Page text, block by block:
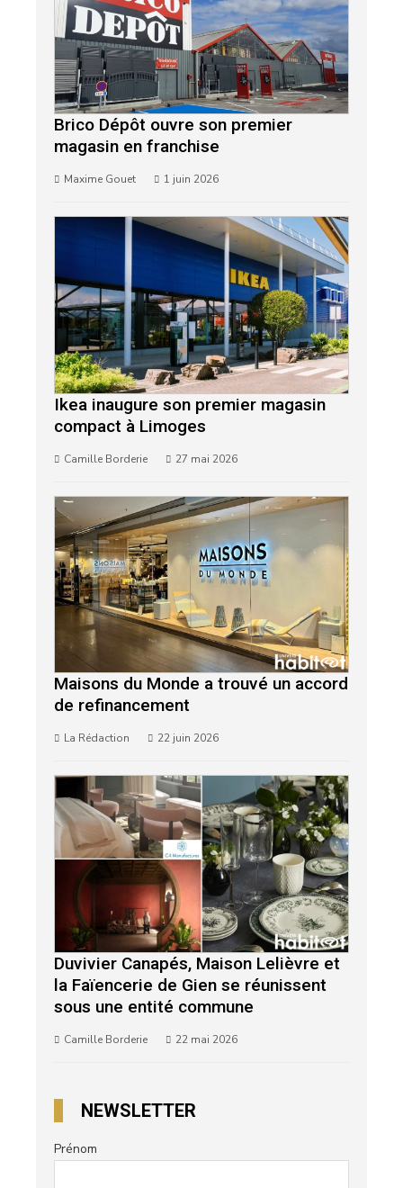
Brico Dépôt ouvre son premier
magasin en franchise
Maxime Gouet 1 juin 2026
Ikea inaugure son premier magasin
compact à Limoges
Camille Borderie 27 mai 2026
Maisons du Monde a trouvé un accord
de refinancement
La Rédaction 22 juin 2026
Duvivier Canapés, Maison Lelièvre et
la Faïencerie de Gien se réunissent
sous une entité commune
Camille Borderie 22 mai 2026
NEWSLETTER
Prénom